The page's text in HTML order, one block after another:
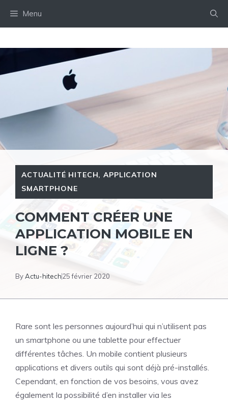
Menu
ACTUALITÉ HITECH,APPLICATION
SMARTPHONE
COMMENT CRÉER UNE
APPLICATION MOBILE EN
LIGNE ?
ByActu-hitech25 février 2020
Rare sont les personnes aujourd’hui qui n’utilisent pas
un smartphone ou une tablette pour effectuer
différentes tâches. Un mobile contient plusieurs
applications et divers outils qui sont déjà pré-installés.
Cependant, en fonction de vos besoins, vous avez
également la possibilité d’en installer via les